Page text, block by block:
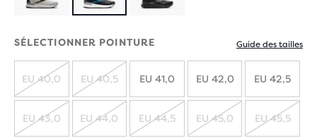
SÉLECTIONNER POINTURE Guide des tailles
ÉPUISÉ
EU 40,0 EU 40,5 EU 41,0 EU 42,0 EU 42,5
ÉPUISÉ
EU 43,0
ÉPUISÉ
EU 44,0
ÉPUISÉ
EU 44,5
ÉPUISÉ
EU 45,0 EU 45,5